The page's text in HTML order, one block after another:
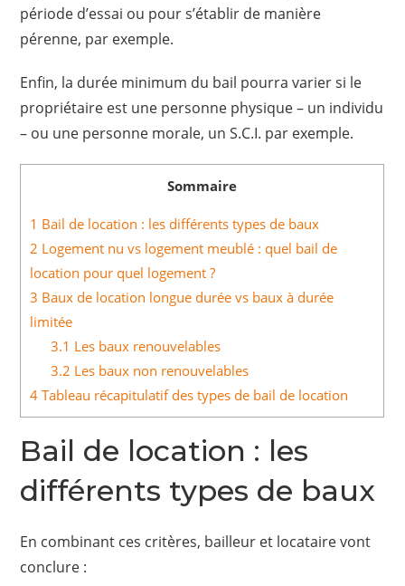
période d’essai ou pour s’établir de manière
pérenne, par exemple.
Enfin, la durée minimum du bail pourra varier si le
propriétaire est une personne physique – un individu
– ou une personne morale, un S.C.I. par exemple.
Sommaire
1 Bail de location : les différents types de baux
2 Logement nu vs logement meublé : quel bail de
location pour quel logement ?
3 Baux de location longue durée vs baux à durée
limitée
3.1 Les baux renouvelables
3.2 Les baux non renouvelables
4 Tableau récapitulatif des types de bail de location
Bail de location : les
différents types de baux
En combinant ces critères, bailleur et locataire vont
conclure :